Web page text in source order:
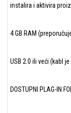
instalira i aktivira
4 GB RAM
USB 2.0 ili veći (kabl
DOSTUPNI PLAG-IN